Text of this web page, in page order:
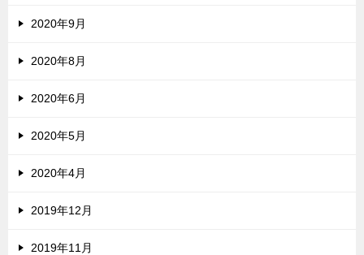
2020年9月
2020年8月
2020年6月
2020年5月
2020年4月
2019年12月
2019年11月